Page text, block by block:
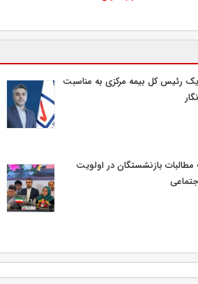
رئیس کل بیمه مرکزی به مناسبت
بازنشستگان در اولویت